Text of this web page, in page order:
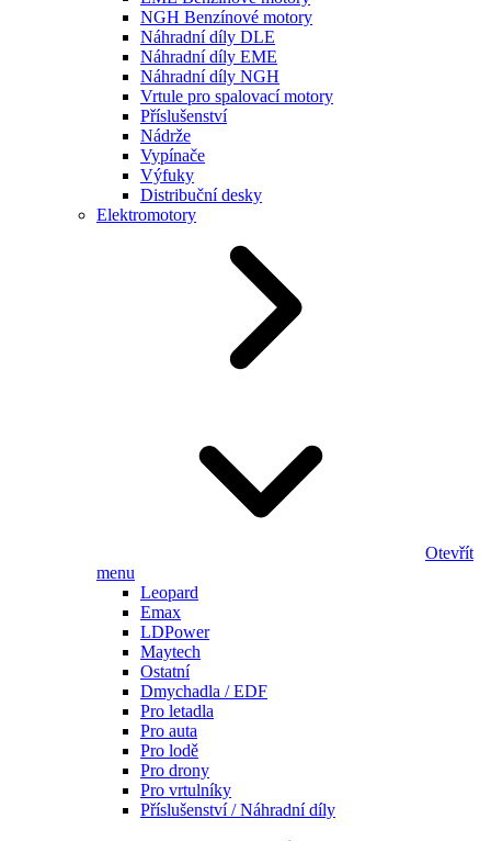
NGH Benzínové motory
Náhradní díly DLE
Náhradní díly EME
Náhradní díly NGH
Vrtule pro spalovací motory
Příslušenství
Nádrže
Vypínače
Výfuky
Distribuční desky
Elektromotory
Otevřít
menu
Leopard
Emax
LDPower
Maytech
Ostatní
Dmychadla / EDF
Pro letadla
Pro auta
Pro lodě
Pro drony
Pro vrtulníky
Příslušenství / Náhradní díly